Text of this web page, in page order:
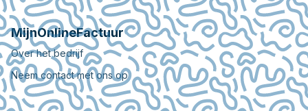
MijnOnlineFactuur
Over het bedrijf
Neem contact met ons op